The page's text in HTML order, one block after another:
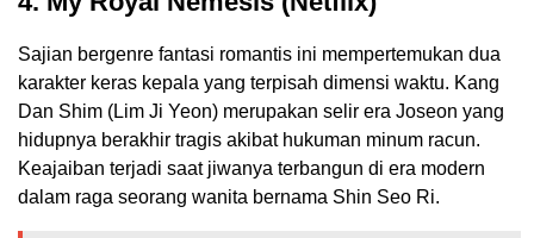
Sajian bergenre fantasi romantis ini mempertemukan dua
karakter keras kepala yang terpisah dimensi waktu. Kang
Dan Shim (Lim Ji Yeon) merupakan selir era Joseon yang
hidupnya berakhir tragis akibat hukuman minum racun.
Keajaiban terjadi saat jiwanya terbangun di era modern
dalam raga seorang wanita bernama Shin Seo Ri.